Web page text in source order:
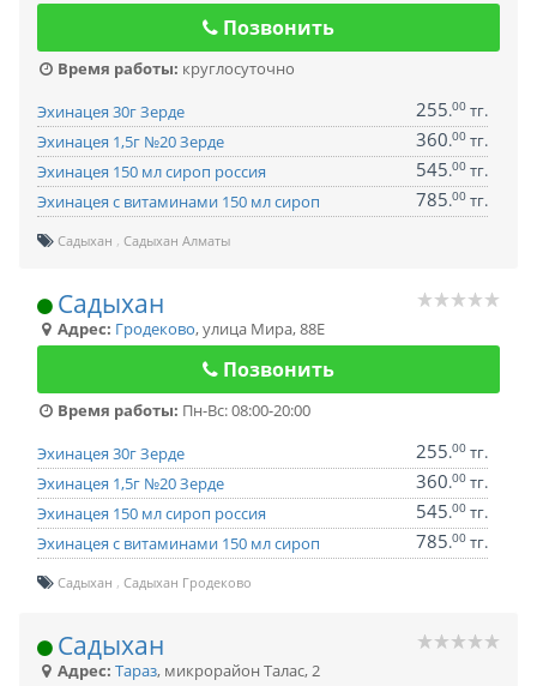
Позвонить
Время работы: круглосуточно
Эхинацея 30г Зерде
255.00 тг.
Эхинацея 1,5г №20 Зерде
360.00 тг.
Эхинацея 150 мл сироп россия
545.00 тг.
Эхинацея с витаминами 150 мл сироп
785.00 тг.
Садыхан Садыхан Алматы
Садыхан
Адрес: Гродеково,улица Мира, 88Е
Позвонить
Время работы: Пн-Вс: 08:00-20:00
Эхинацея 30г Зерде
255.00 тг.
Эхинацея 1,5г №20 Зерде
360.00 тг.
Эхинацея 150 мл сироп россия
545.00 тг.
Эхинацея с витаминами 150 мл сироп
785.00 тг.
Садыхан Садыхан Гродеково
Садыхан
Адрес: Тараз, микрорайон Талас, 2